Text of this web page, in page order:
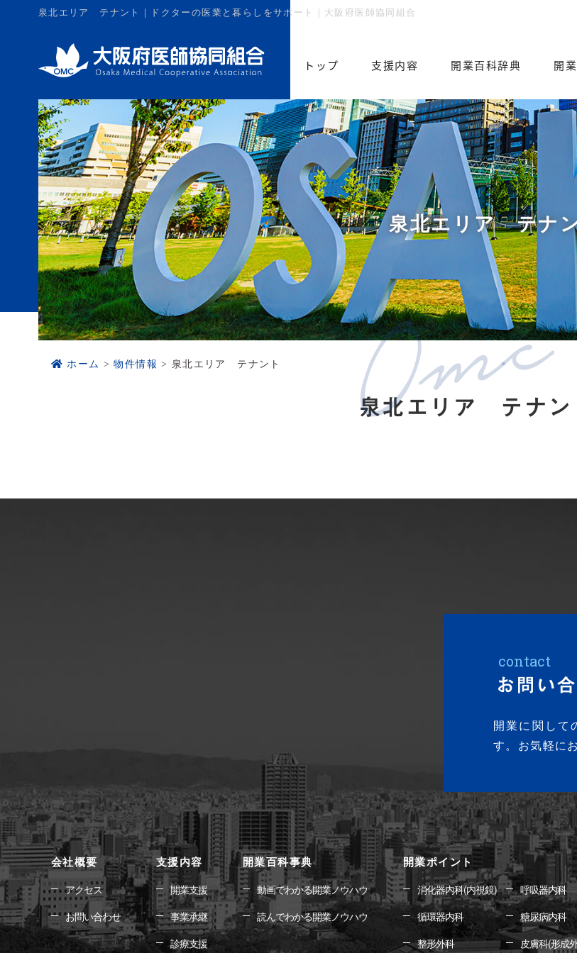
トップ ⽀援内容 開業百科辞典 開
泉北エリア テナ
泉北エリア テナント｜ドクターの医業と暮らしをサポート｜大阪府医師協同組合
ホーム 物件情報 泉北エリア テナント
泉北エリア テナン
contact
お問い
開業に関して
す。お気軽に
会社概要
アクセス
お問い合わせ
支援内容
開業支援
事業承継
診療支援
開業百科事典
動画でわかる開業ノウハウ
読んでわかる開業ノウハウ
開業ポイント
消化器内科(内視鏡)
呼吸器内科
循環器内科
糖尿病内科
整形外科
皮膚科(形成